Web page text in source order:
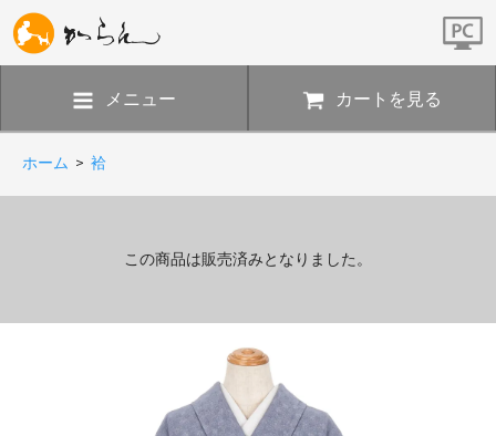
メニュー カートを見る
ホーム > 袷
この商品は販売済みとなりました。